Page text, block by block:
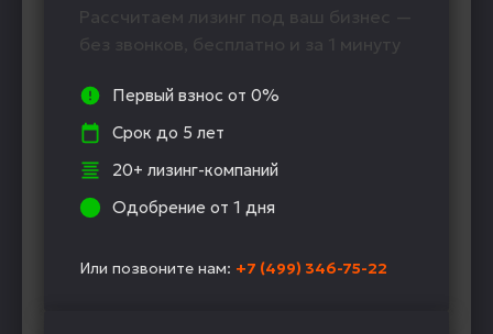
Рассчитаем лизинг под ваш бизнес —
без звонков, бесплатно и за 1 минуту
Первый взнос от 0%
Срок до 5 лет
20+ лизинг-компаний
Одобрение от 1 дня
Или позвоните нам: +7 (499) 346-75-22